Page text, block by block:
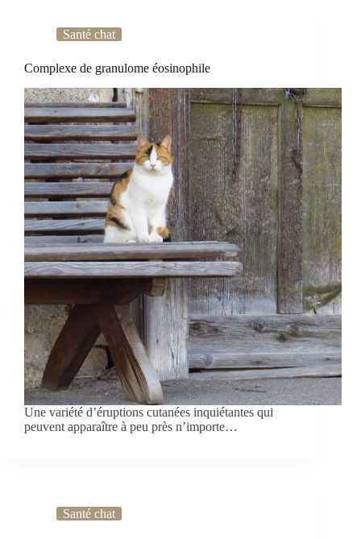
Santé chat
Complexe de granulome éosinophile
Une variété d’éruptions cutanées inquiétantes qui
peuvent apparaître à peu près n’importe…
Santé chat